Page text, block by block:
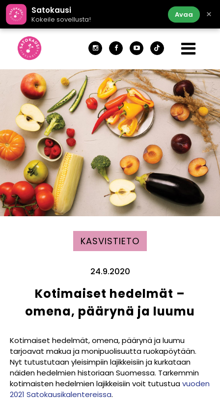
Satokausi
Kokeile sovellusta!
Avaa ×
KASVISTIETO
24.9.2020
Kotimaiset hedelmät –
omena, päärynä ja luumu
Kotimaiset hedelmät, omena, päärynä ja luumu
tarjoavat makua ja monipuolisuutta ruokapöytään.
Nyt tutustutaan yleisimpiin lajikkeisiin ja kurkataan
näiden hedelmien historiaan Suomessa. Tarkemmin
kotimaisten hedelmien lajikkeisiin voit tutustuavuoden
2021 Satokausikalentereissa.